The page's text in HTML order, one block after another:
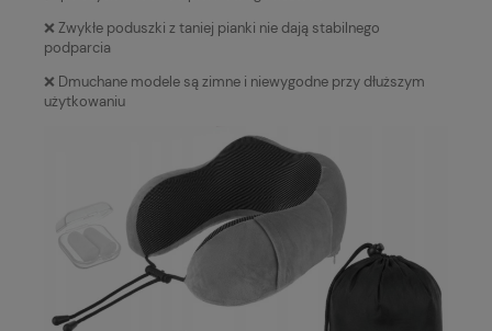
❌ Zwykłe poduszki z taniej pianki nie dają stabilnego
podparcia
❌ Dmuchane modele są zimne i niewygodne przy dłuższym
użytkowaniu